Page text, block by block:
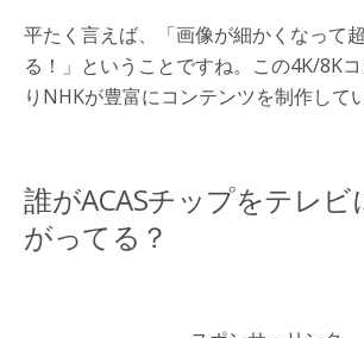
平たく言えば、「画像が細かくなって
る！」ということですね。この4K/8K
りNHKが豊富にコンテンツを制作して
誰がACASチップをテレビ
がってる？